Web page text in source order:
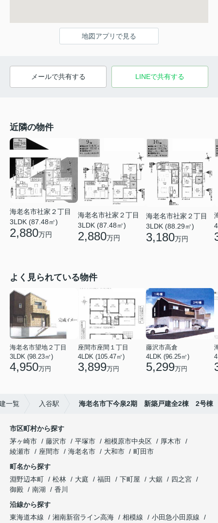
地図アプリで見る
メールで共有する LINEで共有する
近隣の物件
海老名市社家２丁目
3LDK (87.48㎡)
2,880万円
海老名市社家２丁目
3LDK (87.48㎡)
2,880万円
海老名市社家２丁目
3LDK (88.29㎡)
3,180万円
よく見られている物件
海老名市望地２丁目
3LDK (98.23㎡)
4,950万円
座間市座間１丁目
4LDK (105.47㎡)
3,899万円
藤沢市高倉
4LDK (96.25㎡)
5,299万円
一覧 入谷駅 海老名市下今泉2期 新築戸建全2棟 2号棟
市区町村から探す
茅ヶ崎市
藤沢市 平塚市 相模原市中央区
厚木市
綾瀬市
座間市 海老名市 大和市
町田市
町名から探す
淵野辺本町
松林 大庭 福田 下町屋 大鋸
四之宮
御殿
南湖
香川
沿線から探す
東海道本線
湘南新宿ライン高海 相模線
小田急小田原線